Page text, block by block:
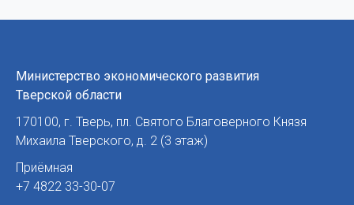
Министерство экономического развития
Тверской области
170100, г. Тверь, пл. Святого Благоверного Князя
Михаила Тверского, д. 2 (3 этаж)
Приёмная
+7 4822 33-30-07